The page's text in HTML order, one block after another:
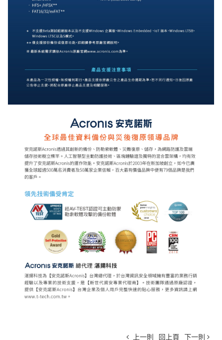
上一則 回上頁 下一則